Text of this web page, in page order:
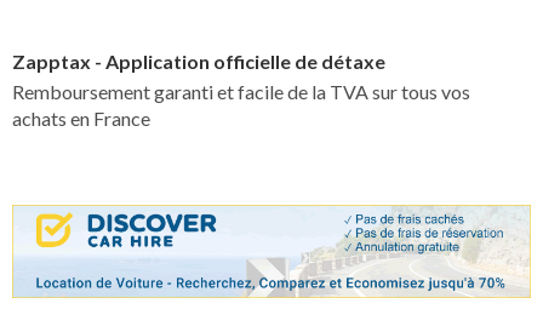
Zapptax - Application officielle de détaxe
Remboursement garanti et facile de la TVA sur tous vos
achats en France